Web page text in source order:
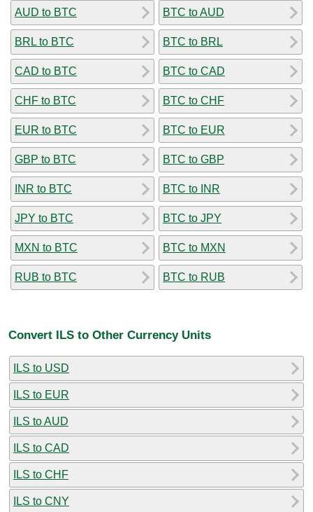
AUD to BTC
BRL to BTC
CAD to BTC
CHF to BTC
EUR to BTC
GBP to BTC
INR to BTC
JPY to BTC
MXN to BTC
RUB to BTC
BTC to AUD
BTC to BRL
BTC to CAD
BTC to CHF
BTC to EUR
BTC to GBP
BTC to INR
BTC to JPY
BTC to MXN
BTC to RUB
Convert ILS to Other Currency Units
ILS to USD
ILS to EUR
ILS to AUD
ILS to CAD
ILS to CHF
ILS to CNY